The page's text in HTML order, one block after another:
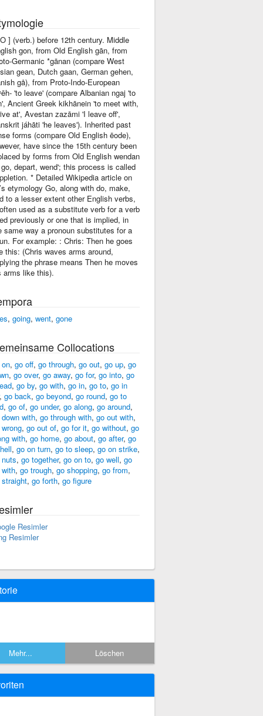
] (verb.) before 12th century. Middle
gon, from Old English gān, from
Germanic *gānan (compare West
gean, Dutch gaan, German gehen,
gå), from Proto-Indo-European
'to leave' (compare Albanian ngaj 'to
Ancient Greek kikhānein 'to meet with,
at', Avestan zazāmi 'I leave off',
jáhāti 'he leaves'). Inherited past
forms (compare Old English ēode),
have since the 15th century been
by forms from Old English wendan
depart, wend'; this process is called
* Detailed Wikipedia article on
etymology Go, along with do, make,
to a lesser extent other English verbs,
used as a substitute verb for a verb
previously or one that is implied, in
same way a pronoun substitutes for a
For example: : Chris: Then he goes
this: (Chris waves arms around,
the phrase means Then he moves
arms like this).
, going, went, gone
Collocations
, go off, go through, go out, go up, go
, go over, go away, go for, go into, go
, go by, go with, go in, go to, go in
go back, go beyond, go round, go to
, go of, go under, go along, go around,
with, go through with, go out with,
, go out of, go for it, go without, go
with, go home, go about, go after, go
, go on turn, go to sleep, go on strike,
, go together, go on to, go well, go
, go trough, go shopping, go from,
, go forth, go figure
Resimler
Resimler
Mehr... Löschen